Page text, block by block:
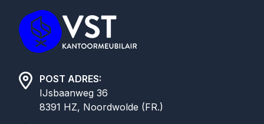
POST ADRES:
IJsbaanweg 36
8391 HZ, Noordwolde (FR.)